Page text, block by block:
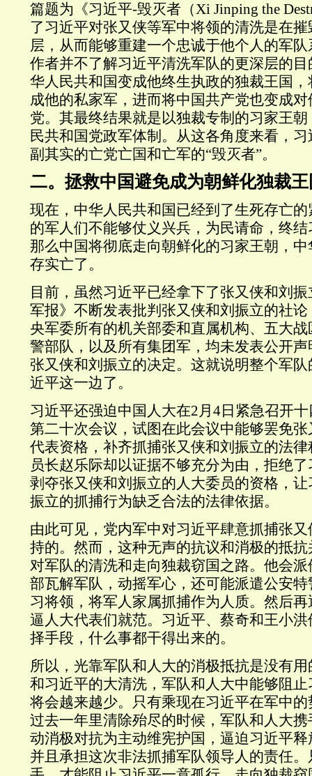
篇题为《习近平-毁灭者（Xi Jinping the
了习近平对张又侠等军中将领的清洗是在
层，从而能够重建一个忠诚于他个人的军
作者并不了解习近平清洗军队的更深层的
华人民共和国变成他终生执政的独裁王国
成他的私家军，进而将中国共产党也变成
党。其最终结果就是以独裁专制的习家王
民共和国党政军体制。从这各角度来看，
副其实的亡党亡国和亡军的“毁灭者”。
二。拯救中国避免成为朝鲜化独裁
现在，中华人民共和国已经到了生死存亡
的军人们不能够仗义兴兵，为民请命，终
那么中国将彻底走向朝鲜化的习家王朝，
存实亡了。
目前，虽然习近平已经拿下了张又侠和刘
军报》不断发表批判张又侠和刘振立的社
央军委所有的机关部委和直属机构、五大
警部队，以及所有集团军， 均未发表公开
张又侠和刘振立的决定。这就说明整个军
近平这一边了。
习近平还强迫中国人大在2月 4日紧急召开
第二十次会议，试图在此会议中能够罢免
代表资格，补齐抓捕张又侠和刘振立的法
员长赵乐际却以证据不够充分为由，拒绝
剥夺张又侠和刘振立的人大委员的资格，
振立的抓捕行为缺乏合法的法律依据。
由此可见，党内军中对习近平肆意抓捕张
持的。然而，这种无声的抗议和消极的抵
对军队的清洗和走向独裁窃国之路。他会
部瓦解军队，动摇军心，还可能派遣公安
习将领，将军人家属抓捕作为人质。然后
逼人大代表们就范。习近平、蔡奇和王小
择手段，什么事都干得出来的。
所以，光靠军队和人大的消极抵抗是没有
和习近平的大清洗，军队和人大中能够阻
将会越来越少。只有乘现在习近平在军中
过去一年里清除殆尽的时候，军队和人大
动消极对抗为主动维宪护国，逼迫习近平
并且承担这次非法抓捕军队领导人的责任